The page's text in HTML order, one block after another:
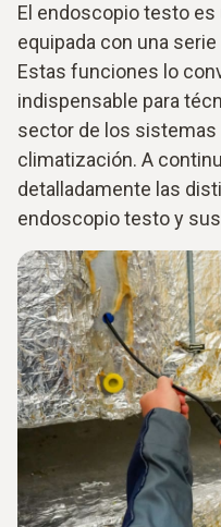
El endoscopio testo es
equipada con una
Estas funciones lo
indispensable para
sector de los
climatización. A
detalladamente las
endoscopio testo y